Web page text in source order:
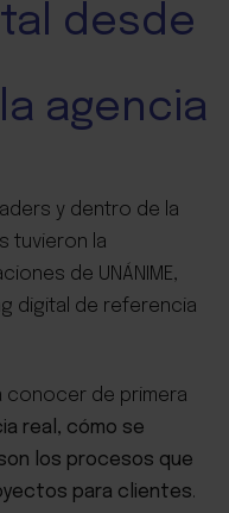
desde
agencia
y dentro de la
tuvieron la
de UNÁNIME,
digital de referencia
conocer de primera
real, cómo se
los procesos que
para clientes.